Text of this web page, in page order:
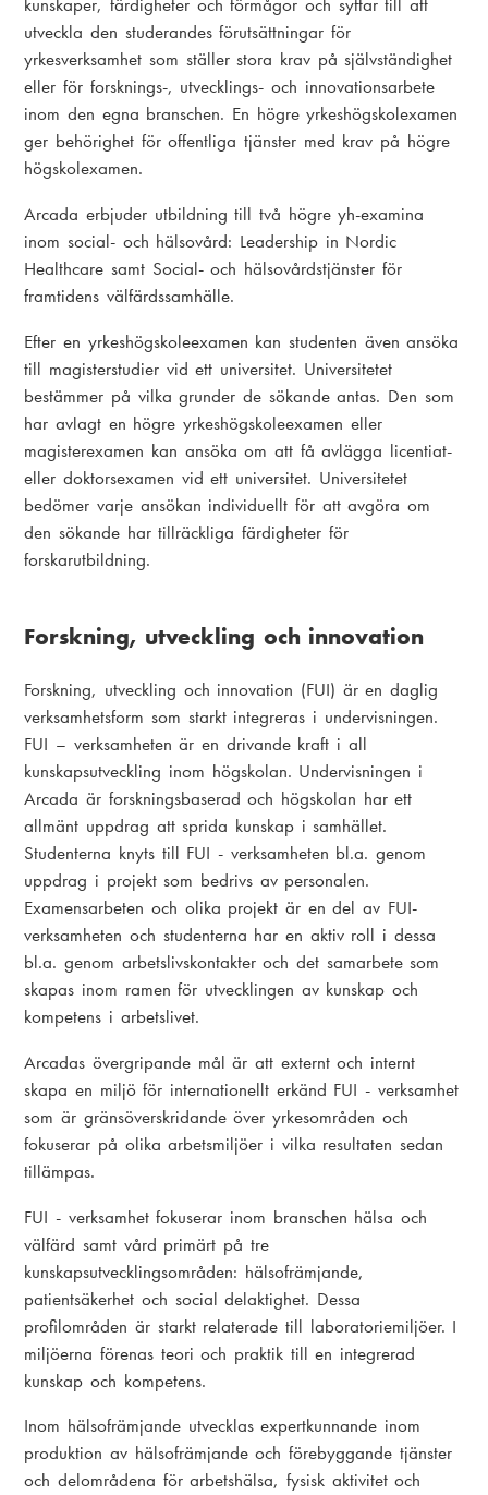
kunskaper, färdigheter och förmågor och syftar till att
utveckla den studerandes förutsättningar för
yrkesverksamhet som ställer stora krav på självständighet
eller för forsknings-, utvecklings- och innovationsarbete
inom den egna branschen. En högre yrkeshögskolexamen
ger behörighet för offentliga tjänster med krav på högre
högskolexamen.
Arcada erbjuder utbildning till två högre yh-examina
inom social- och hälsovård: Leadership in Nordic
Healthcare samt Social- och hälsovårdstjänster för
framtidens välfärdssamhälle.
Efter en yrkeshögskoleexamen kan studenten även ansöka
till magisterstudier vid ett universitet. Universitetet
bestämmer på vilka grunder de sökande antas. Den som
har avlagt en högre yrkeshögskoleexamen eller
magisterexamen kan ansöka om att få avlägga licentiat-
eller doktorsexamen vid ett universitet. Universitetet
bedömer varje ansökan individuellt för att avgöra om
den sökande har tillräckliga färdigheter för
forskarutbildning.
Forskning, utveckling och innovation
Forskning, utveckling och innovation (FUI) är en daglig
verksamhetsform som starkt integreras i undervisningen.
FUI – verksamheten är en drivande kraft i all
kunskapsutveckling inom högskolan. Undervisningen i
Arcada är forskningsbaserad och högskolan har ett
allmänt uppdrag att sprida kunskap i samhället.
Studenterna knyts till FUI - verksamheten bl.a. genom
uppdrag i projekt som bedrivs av personalen.
Examensarbeten och olika projekt är en del av FUI-
verksamheten och studenterna har en aktiv roll i dessa
bl.a. genom arbetslivskontakter och det samarbete som
skapas inom ramen för utvecklingen av kunskap och
kompetens i arbetslivet.
Arcadas övergripande mål är att externt och internt
skapa en miljö för internationellt erkänd FUI - verksamhet
som är gränsöverskridande över yrkesområden och
fokuserar på olika arbetsmiljöer i vilka resultaten sedan
tillämpas.
FUI - verksamhet fokuserar inom branschen hälsa och
välfärd samt vård primärt på tre
kunskapsutvecklingsområden: hälsofrämjande,
patientsäkerhet och social delaktighet. Dessa
profilområden är starkt relaterade till laboratoriemiljöer. I
miljöerna förenas teori och praktik till en integrerad
kunskap och kompetens.
Inom hälsofrämjande utvecklas expertkunnande inom
produktion av hälsofrämjande och förebyggande tjänster
och delområdena för arbetshälsa, fysisk aktivitet och